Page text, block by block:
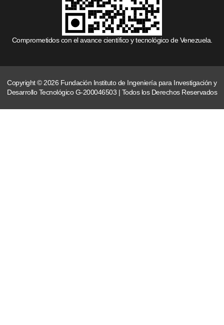
Comprometidos con el avance científico y tecnológico de Venezuela.
Copyright © 2026 Fundación Instituto de Ingeniería para Investigación y
Desarrollo Tecnológico G-200046503 | Todos los Derechos Reservados